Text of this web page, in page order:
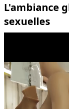
L'ambiance
sexuelles